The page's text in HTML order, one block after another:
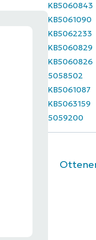
KB5060843
KB5061090
KB5062233
KB5060829
KB5060826
5058502
KB5061087
KB5063159
5059200